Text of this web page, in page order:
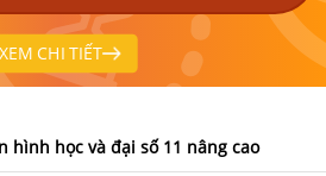
XEM CHI TIẾT
hình học và đại số 11 nâng cao